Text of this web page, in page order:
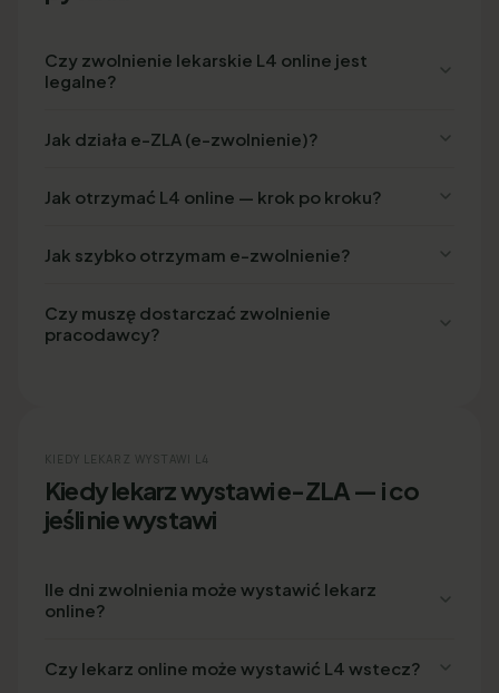
Czy zwolnienie lekarskie L4 online jest
legalne?
Jak działa e-ZLA (e-zwolnienie)?
Jak otrzymać L4 online — krok po kroku?
Jak szybko otrzymam e-zwolnienie?
Czy muszę dostarczać zwolnienie
pracodawcy?
KIEDY LEKARZ WYSTAWI L4
Kiedy lekarz wystawi e-ZLA — i co
jeśli nie wystawi
Ile dni zwolnienia może wystawić lekarz
online?
Czy lekarz online może wystawić L4 wstecz?